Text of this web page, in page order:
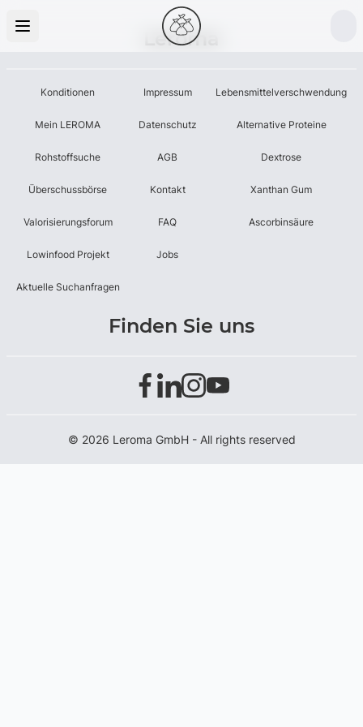
Leroma
Konditionen
Mein LEROMA
Rohstoffsuche
Überschussbörse
Valorisierungsforum
Lowinfood Projekt
Aktuelle Suchanfragen
Impressum
Datenschutz
AGB
Kontakt
FAQ
Jobs
Lebensmittelverschwendung
Alternative Proteine
Dextrose
Xanthan Gum
Ascorbinsäure
Finden Sie uns
© 2026 Leroma GmbH - All rights reserved